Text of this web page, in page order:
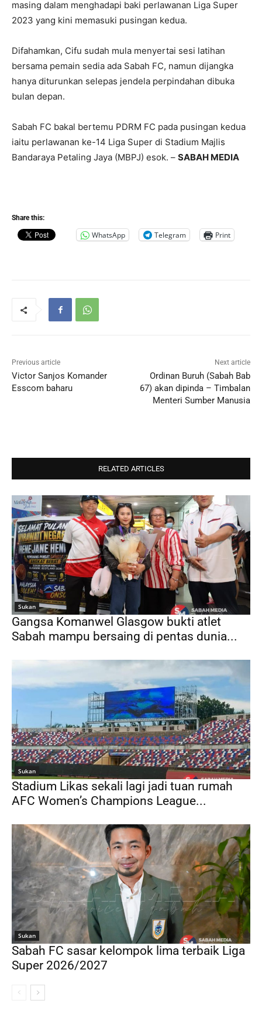
masing dalam menghadapi baki perlawanan Liga Super
2023 yang kini memasuki pusingan kedua.
Difahamkan, Cifu sudah mula menyertai sesi latihan
bersama pemain sedia ada Sabah FC, namun dijangka
hanya diturunkan selepas jendela perpindahan dibuka
bulan depan.
Sabah FC bakal bertemu PDRM FC pada pusingan kedua
iaitu perlawanan ke-14 Liga Super di Stadium Majlis
Bandaraya Petaling Jaya (MBPJ) esok. – SABAH MEDIA
Share this:
WhatsApp Telegram Print
Previous article
Victor Sanjos Komander
Esscom baharu
Next article
Ordinan Buruh (Sabah Bab
67) akan dipinda – Timbalan
Menteri Sumber Manusia
RELATED ARTICLES
Sukan
Gangsa Komanwel Glasgow bukti atlet
Sabah mampu bersaing di pentas dunia...
Sukan
Stadium Likas sekali lagi jadi tuan rumah
AFC Women’s Champions League...
Sukan
Sabah FC sasar kelompok lima terbaik Liga
Super 2026/2027